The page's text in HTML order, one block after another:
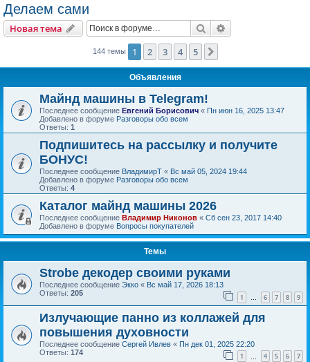
Делаем сами
Новая тема Поиск
144 темы 1 2 3 4 5
Объявления
Майнд машины в Telegram!
Последнее сообщение Евгений Борисович « Пн июн 16, 2025 13:47
Добавлено в форуме Разговоры обо всем
Ответы: 1
Подпишитесь на рассылку и получите
БОНУС!
Последнее сообщение ВладимирТ « Вс май 05, 2024 19:44
Добавлено в форуме Разговоры обо всем
Ответы: 4
Каталог майнд машины 2026
Последнее сообщение Владимир Никонов « Сб сен 23, 2017 14:40
Добавлено в форуме Вопросы покупателей
Темы
Strobe декодер своими руками
Последнее сообщение Экко « Вс май 17, 2026 18:13
Ответы: 205 1 … 6 7 8 9
Излучающие панно из коллажей для
повышения духовности
Последнее сообщение Сергей Ивлев « Пн дек 01, 2025 22:20
Ответы: 174 1 4 5 6 7